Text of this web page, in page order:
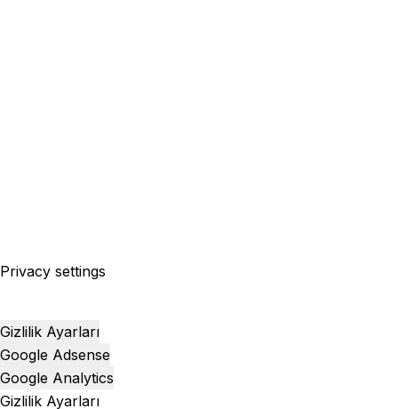
Privacy settings
Gizlilik Ayarları
Google Adsense
Google Analytics
Gizlilik Ayarları